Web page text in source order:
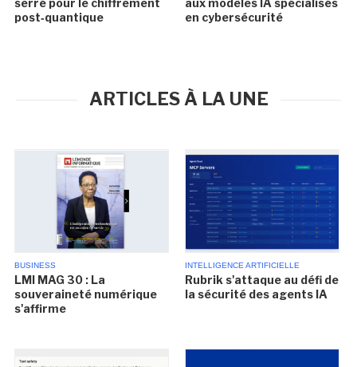
serré pour le chiffrement
post‑quantique
aux modèles IA spécialisés
en cybersécurité
ARTICLES À LA UNE
BUSINESS
LMI MAG 30 : La
souveraineté numérique
s'affirme
INTELLIGENCE ARTIFICIELLE
Rubrik s'attaque au défi de
la sécurité des agents IA